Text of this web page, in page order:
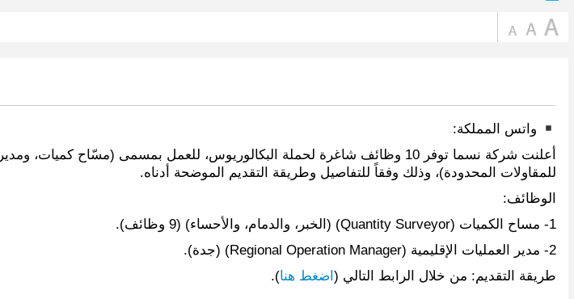
واتس المملكة:
أعلنت شركة نسما توفر 10 وظائف شاغرة لحملة البكالوريوس، للعمل بمسمى (مسّاح
للمقاولات المحدودة)، وذلك وفقاً للتفاصيل وطريقة التقديم الموضحة أدناه.
الوظائف:
1- مساح الكميات (Quantity Surveyor) (الخبر، والدمام، والأحساء) (9 وظائف).
2- مدير العمليات الإقليمية (Regional Operation Manager) (جدة).
طريقة التقديم: من خلال الرابط التالي (اضغط هنا).